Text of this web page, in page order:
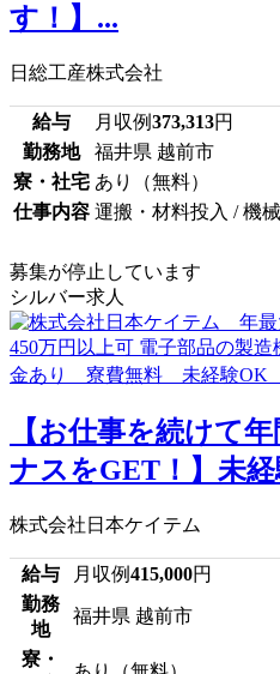
す！】...
日総工産株式会社
給与 月収例373,313円
勤務地
福井県 越前市
寮・社宅 あり（無料）
仕事内容 運搬・材料投入 / 機
募集が停止しています
シルバー求人
【お仕事を続けて
ナスをGET！】未
株式会社日本ケイテム
給与 月収例415,000円
勤務
地
福井県 越前市
寮・